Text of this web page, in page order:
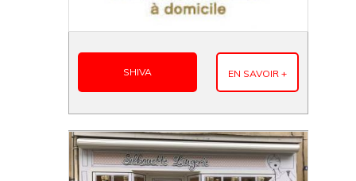
SHIVA EN SAVOIR +